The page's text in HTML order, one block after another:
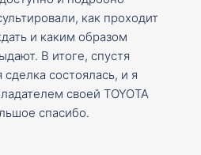
как проходит
и каким образом
В итоге, спустя
состоялась, и я
своей TOYOTA
спасибо.